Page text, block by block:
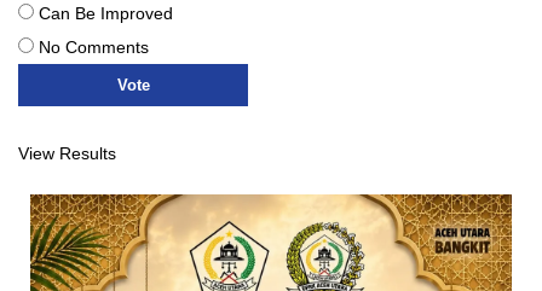
Can Be Improved
No Comments
View Results